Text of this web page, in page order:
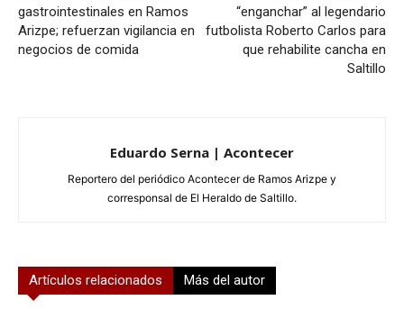
gastrointestinales en Ramos
Arizpe; refuerzan vigilancia en
negocios de comida
“enganchar” al legendario
futbolista Roberto Carlos para
que rehabilite cancha en
Saltillo
Eduardo Serna | Acontecer
Reportero del periódico Acontecer de Ramos Arizpe y
corresponsal de El Heraldo de Saltillo.
Artículos relacionados Más del autor